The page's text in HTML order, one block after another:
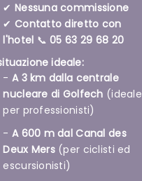
✔ Nessuna commissione
✔ Contatto diretto con
l'hotel 📞05 63 29 68 20
ideale:
- A 3 km dalla centrale
nucleare di Golfech (ideale
per professionisti)
- A 600 m dal Canal des
Deux Mers(per ciclisti ed
escursionisti)